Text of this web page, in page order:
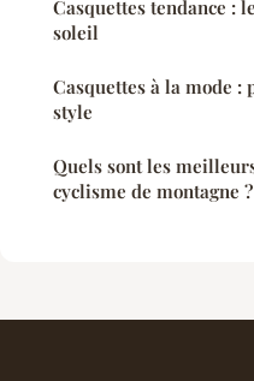
Casquettes tendance :
soleil
Casquettes à la mode :
style
Quels sont les
cyclisme de montagne ?